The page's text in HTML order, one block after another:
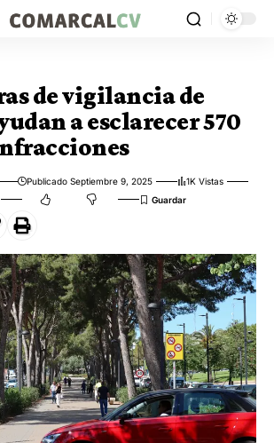
de vigilancia de
a esclarecer 570
Publicado Septiembre 9, 2025
1K Vistas